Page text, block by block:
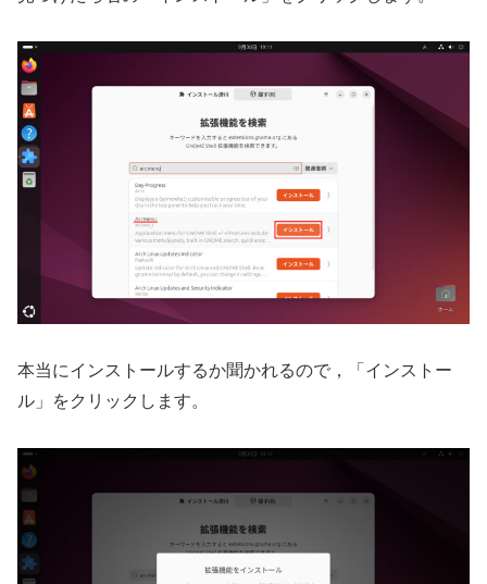
本当にインストールするか聞かれるので，「インストー
ル」をクリックします。